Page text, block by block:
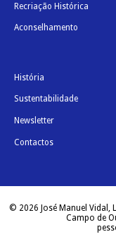
Recriação Histórica
Aconselhamento
História
Sustentabilidade
Newsletter
Contactos
© 2026 José Manuel Vidal,
Campo de